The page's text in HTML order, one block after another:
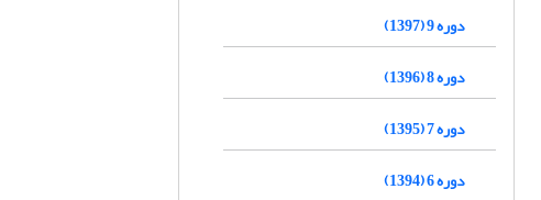
دوره 9 (1397)
دوره 8 (1396)
دوره 7 (1395)
دوره 6 (1394)